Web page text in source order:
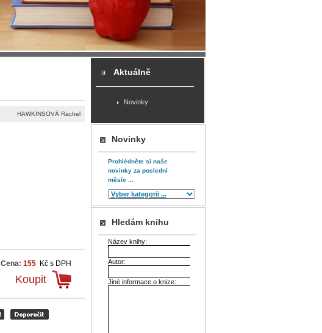
HAWKINSOVÁ Rachel
Cena: 155 Kč s DPH
Koupit
Aktuálně
Novinky
Novinky
Prohlédněte si naše
novinky za poslední
měsíc ...
Hledám knihu
Název knihy:
Autor:
Jiné informace o knize: